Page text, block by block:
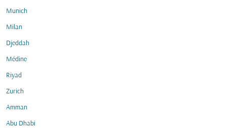
Munich
Milan
Djeddah
Médine
Riyad
Zurich
Amman
Abu Dhabi